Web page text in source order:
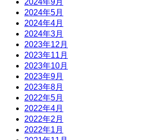
2024年5月
2024年4月
2024年3月
2023年12月
2023年11月
2023年10月
2023年9月
2023年8月
2022年5月
2022年4月
2022年2月
2022年1月